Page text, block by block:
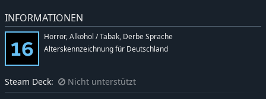
INFORMATIONEN
Horror, Alkohol / Tabak, Derbe Sprache
Alterskennzeichnung für Deutschland
Steam Deck: Nicht unterstützt